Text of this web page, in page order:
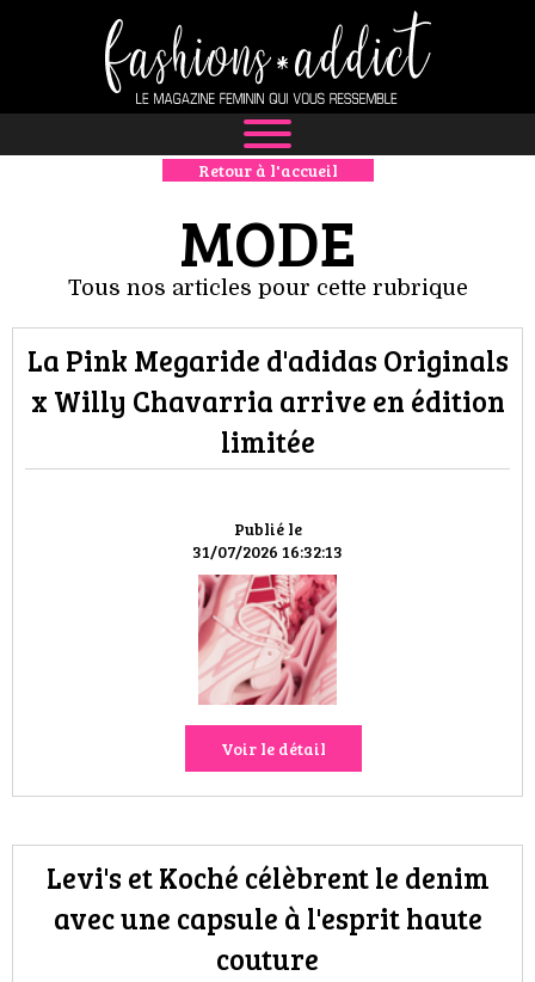
NEWS
MODE
LUXE
DÉFILÉS
BOUTIQUE
CULTURE
HIGH TECH
MAISON
AUTO
LIEUX TENDANCES
BEAUTÉ
MODE DE RUE
JEUNES CRÉATEURS
HISTOIRE DES MARQUES
Retour à l'accueil
MODE
Tous nos articles pour cette rubrique
Publié le
31/07/2026 16:32:13
La Pink Megaride d'adidas Originals
x Willy Chavarria arrive en édition
limitée
Voir le détail
Levi's et Koché célèbrent le denim
avec une capsule à l'esprit haute
couture